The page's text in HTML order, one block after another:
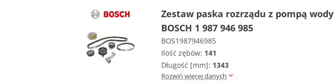
Zestaw paska rozrządu z pompą wody
BOSCH 1 987 946 985
BOS1987946985
Ilość zębów: 141
Długość [mm]: 1343
Rozwiń więcej danych